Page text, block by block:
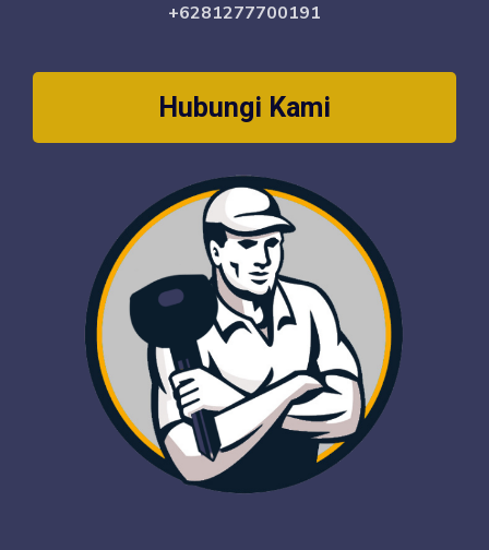
+6281277700191
Hubungi Kami